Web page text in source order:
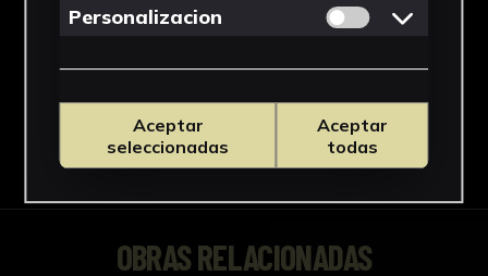
OBRAS RELACIONADAS
Personalizacion Permitir cookies
Aceptar
seleccionadas
Aceptar
todas